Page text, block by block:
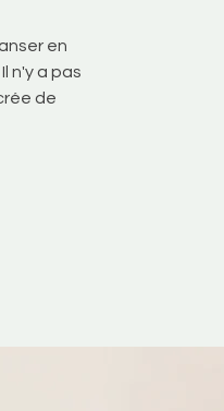
en
n'y a pas
de